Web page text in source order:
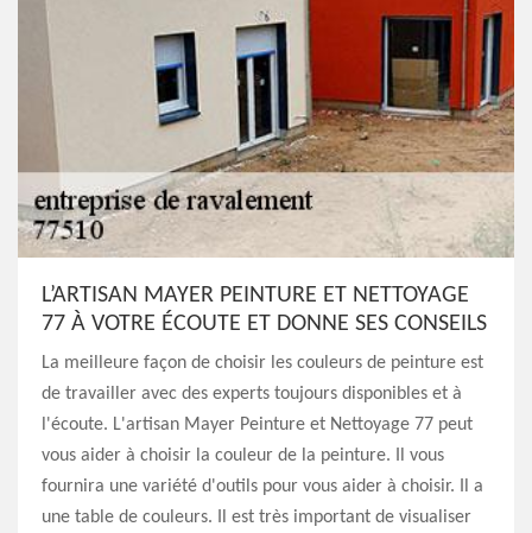
L’ARTISAN MAYER PEINTURE ET NETTOYAGE
77 À VOTRE ÉCOUTE ET DONNE SES CONSEILS
La meilleure façon de choisir les couleurs de peinture est
de travailler avec des experts toujours disponibles et à
l'écoute. L'artisan Mayer Peinture et Nettoyage 77 peut
vous aider à choisir la couleur de la peinture. Il vous
fournira une variété d'outils pour vous aider à choisir. Il a
une table de couleurs. Il est très important de visualiser